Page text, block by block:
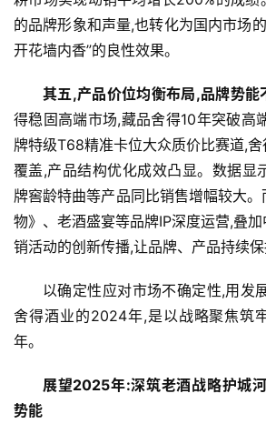
首
页
资
讯
商
业
消
活
的品牌形象和声量,也转化为国内市场
开花墙内香”的良性效果。
其五,产品价位均衡布局,品牌势能
得稳固高端市场,藏品舍得10年突破高
牌特级T68精准卡位大众质价比赛道,
覆盖,产品结构优化成效凸显。数据显
牌窖龄特曲等产品同比销售增幅较大
物》、老酒盛宴等品牌IP深度运营,叠
销活动的创新传播,让品牌、产品持续保
以确定性应对市场不确定性,用发
舍得酒业的2024年,是以战略聚焦筑
年。
展望2025年:深筑老酒战略护城
势能